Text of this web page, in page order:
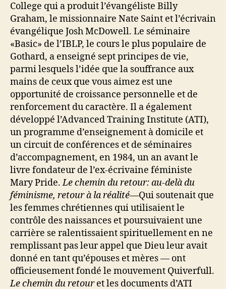
College qui a produit l’évangéliste Billy
Graham, le missionnaire Nate Saint et l’écrivain
évangélique Josh McDowell. Le séminaire
«Basic» de l’IBLP, le cours le plus populaire de
Gothard, a enseigné sept principes de vie,
parmi lesquels l’idée que la souffrance aux
mains de ceux que vous aimez est une
opportunité de croissance personnelle et de
renforcement du caractère. Il a également
développé l’Advanced Training Institute (ATI),
un programme d’enseignement à domicile et
un circuit de conférences et de séminaires
d’accompagnement, en 1984, un an avant le
livre fondateur de l’ex-écrivaine féministe
Mary Pride.Le chemin du retour: au-delà du
féminisme, retour à la réalité—Qui soutenait que
les femmes chrétiennes qui utilisaient le
contrôle des naissances et poursuivaient une
carrière se ralentissaient spirituellement en ne
remplissant pas leur appel que Dieu leur avait
donné en tant qu’épouses et mères — ont
officieusement fondé le mouvement Quiverfull.
Le chemin du retouret les documents d’ATI